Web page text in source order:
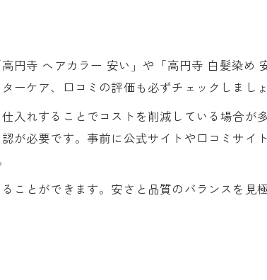
円寺 ヘアカラー 安い」や「高円寺 白髪染め
ケア、口コミの評価も必ずチェックしましょ
入れすることでコストを削減している場合が
が必要です。事前に公式サイトや口コミサイ
ことができます。安さと品質のバランスを見